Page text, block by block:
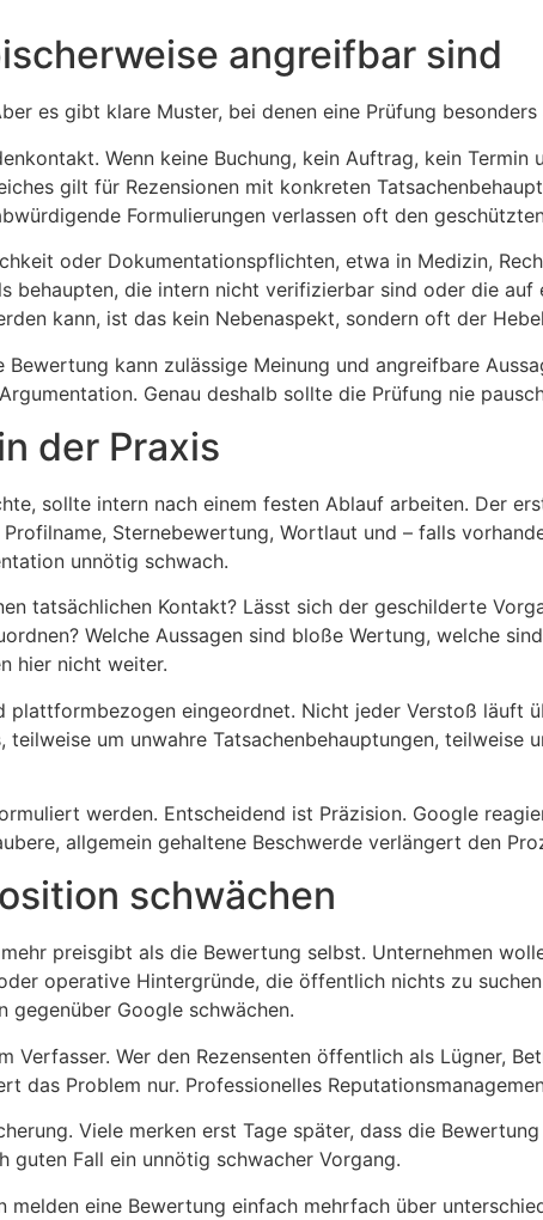
angreifbar sind
es gibt klare Muster, bei denen eine Prüfung besonders
Wenn keine Buchung, kein Auftrag, kein
gilt für Rezensionen mit konkreten
Formulierungen verlassen oft den
oder Dokumentationspflichten, etwa in Medizin,
behaupten, die intern nicht verifizierbar sind oder die auf
kann, ist das kein Nebenaspekt, sondern oft der
kann zulässige Meinung und angreifbare
Genau deshalb sollte die Prüfung nie
der Praxis
sollte intern nach einem festen Ablauf arbeiten. Der
Sternebewertung, Wortlaut und – falls
unnötig schwach.
tatsächlichen Kontakt? Lässt sich der geschilderte
Welche Aussagen sind bloße Wertung, welche
hier nicht weiter.
eingeordnet. Nicht jeder Verstoß läuft
um unwahre Tatsachenbehauptungen, teilweise
werden. Entscheidend ist Präzision. Google
allgemein gehaltene Beschwerde verlängert den
schwächen
preisgibt als die Bewertung selbst. Unternehmen
operative Hintergründe, die öffentlich nichts zu
Google schwächen.
Wer den Rezensenten öffentlich als Lügner,
das Problem nur. Professionelles
Viele merken erst Tage später, dass die
guten Fall ein unnötig schwacher Vorgang.
melden eine Bewertung einfach mehrfach über